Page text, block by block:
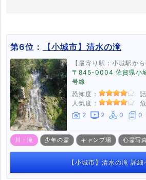
第6位： 【小城市】清水の滝
【最寄り駅：小城駅か
〒845-0004 佐賀県小
号線
恐怖度：
人気度：
2
2 0 0
川・滝 少年の霊 キャンプ場 心霊写
【小城市】清水の滝 詳細